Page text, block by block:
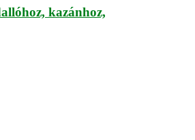
kazánhoz,